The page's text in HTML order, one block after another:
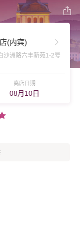
(内宾)
沙洲路六丰新苑1-2号
离店日期
08月10日